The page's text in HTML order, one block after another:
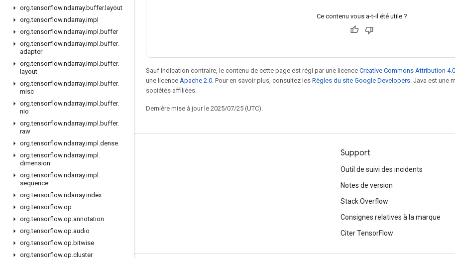
org.tensorflow.ndarray.buffer. layout
org.tensorflow.ndarray.impl
org.tensorflow.ndarray.impl .buffer
org.tensorflow.ndarray.impl .buffer.
adapter
org.tensorflow.ndarray.impl .buffer.
layout
org.tensorflow.ndarray.impl .buffer.
misc
org.tensorflow.ndarray.impl .buffer.
nio
org.tensorflow.ndarray.impl .buffer.
raw
org.tensorflow.ndarray.impl .dense
org.tensorflow.ndarray.impl .
dimension
org.tensorflow.ndarray.impl .
sequence
org.tensorflow.ndarray.index
org.tensorflow.op
org.tensorflow.op.annotation
org.tensorflow.op.audio
org.tensorflow.op.bitwise
org.tensorflow.op.cluster
Ce contenu vous a-t-il été utile ?
Sauf indication contraire, le contenu de cette page est régi par une licence Creative Commons Attribution 4.0
une licence Apache 2.0 . Pour en savoir plus, consultez les Règles du site Google Developers . Java est une
sociétés affiliées.
Dernière mise à jour le 2025/07/25 (UTC).
Rester connecté
Forum
GitHub
Twitter
YouTube
Support
Outil de suivi des incidents
Notes de version
Stack Overflow
Consignes relatives à la marque
Citer TensorFlow